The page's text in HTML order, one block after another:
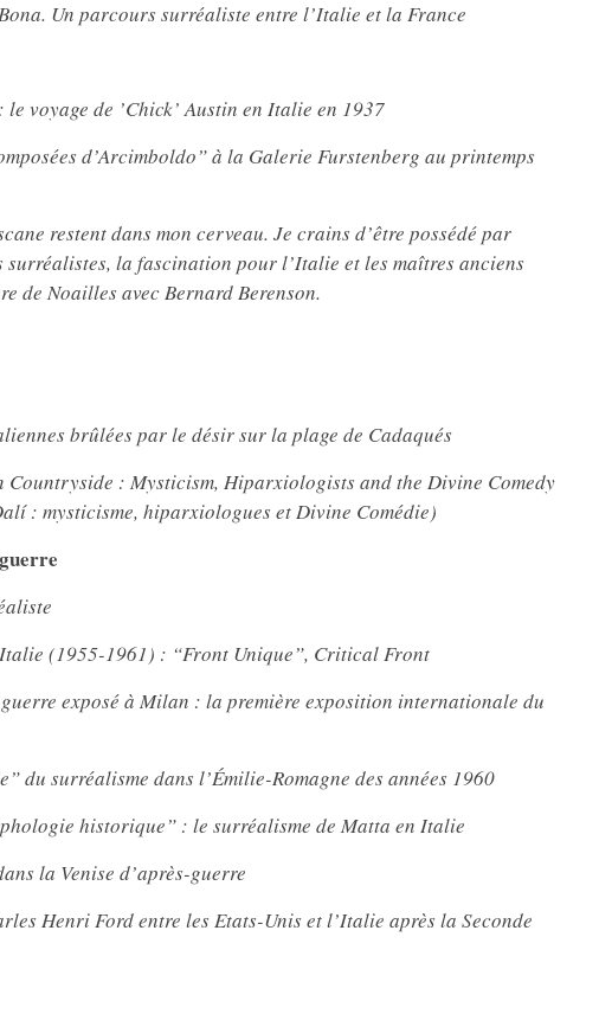
Un parcours surréaliste entre l’Italie et la France
voyage de ’Chick’ Austin en Italie en 1937
d’Arcimboldo” à la Galerie Furstenberg au printemps
restent dans mon cerveau. Je crains d’être possédé par
la fascination pour l’Italie et les maîtres anciens
de Noailles avec Bernard Berenson.
brûlées par le désir sur la plage de Cadaqués
: Mysticism, Hiparxiologists and the Divine Comedy
: mysticisme, hiparxiologues et Divine Comédie)
(1955-1961) : “Front Unique”, Critical Front
exposé à Milan : la première exposition internationale du
du surréalisme dans l’Émilie-Romagne des années 1960
historique” : le surréalisme de Matta en Italie
la Venise d’après-guerre
Henri Ford entre les Etats-Unis et l’Italie après la Seconde